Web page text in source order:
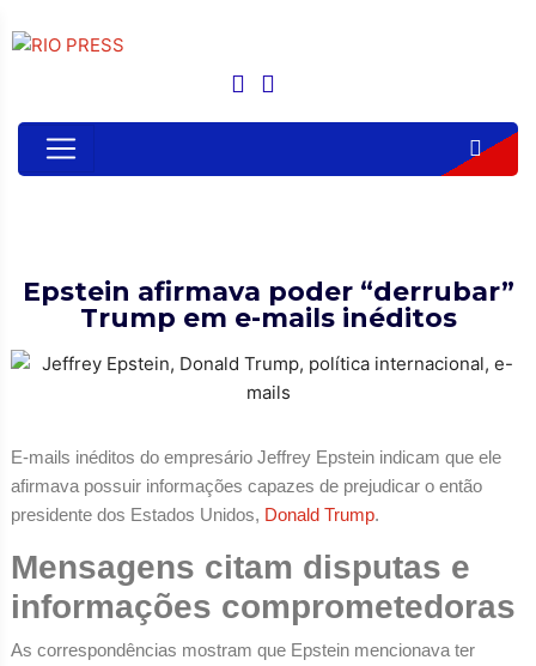
Epstein afirmava poder “derrubar”
Trump em e-mails inéditos
E-mails inéditos do empresário Jeffrey Epstein indicam que ele
afirmava possuir informações capazes de prejudicar o então
presidente dos Estados Unidos, Donald Trump.
Mensagens citam disputas e
informações comprometedoras
As correspondências mostram que Epstein mencionava ter